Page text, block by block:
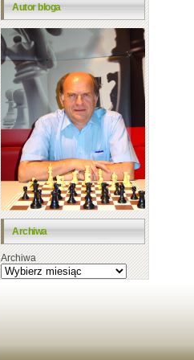
Autor bloga
Archiwa
Archiwa